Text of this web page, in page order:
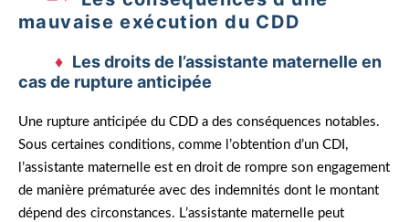
mauvaise exécution du CDD
Les droits de l’assistante maternelle en
cas de rupture anticipée
Une rupture anticipée du CDD a des conséquences notables.
Sous certaines conditions, comme l’obtention d’un CDI,
l’assistante maternelle est en droit de rompre son engagement
de manière prématurée avec des indemnités dont le montant
dépend des circonstances. L’assistante maternelle peut